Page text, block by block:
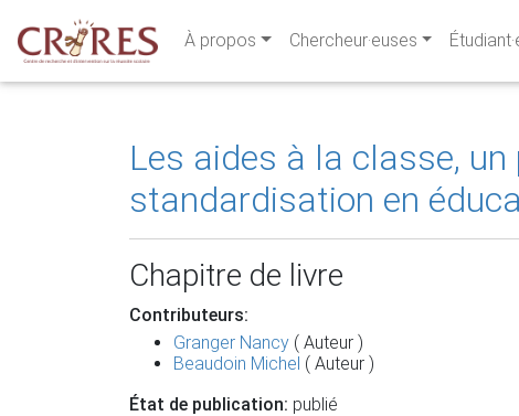
À propos Chercheur·euses
Les aides à la classe, un
standardisation en
Chapitre de livre
Contributeurs:
Granger Nancy ( Auteur )
Beaudoin Michel ( Auteur )
État de publication: publié